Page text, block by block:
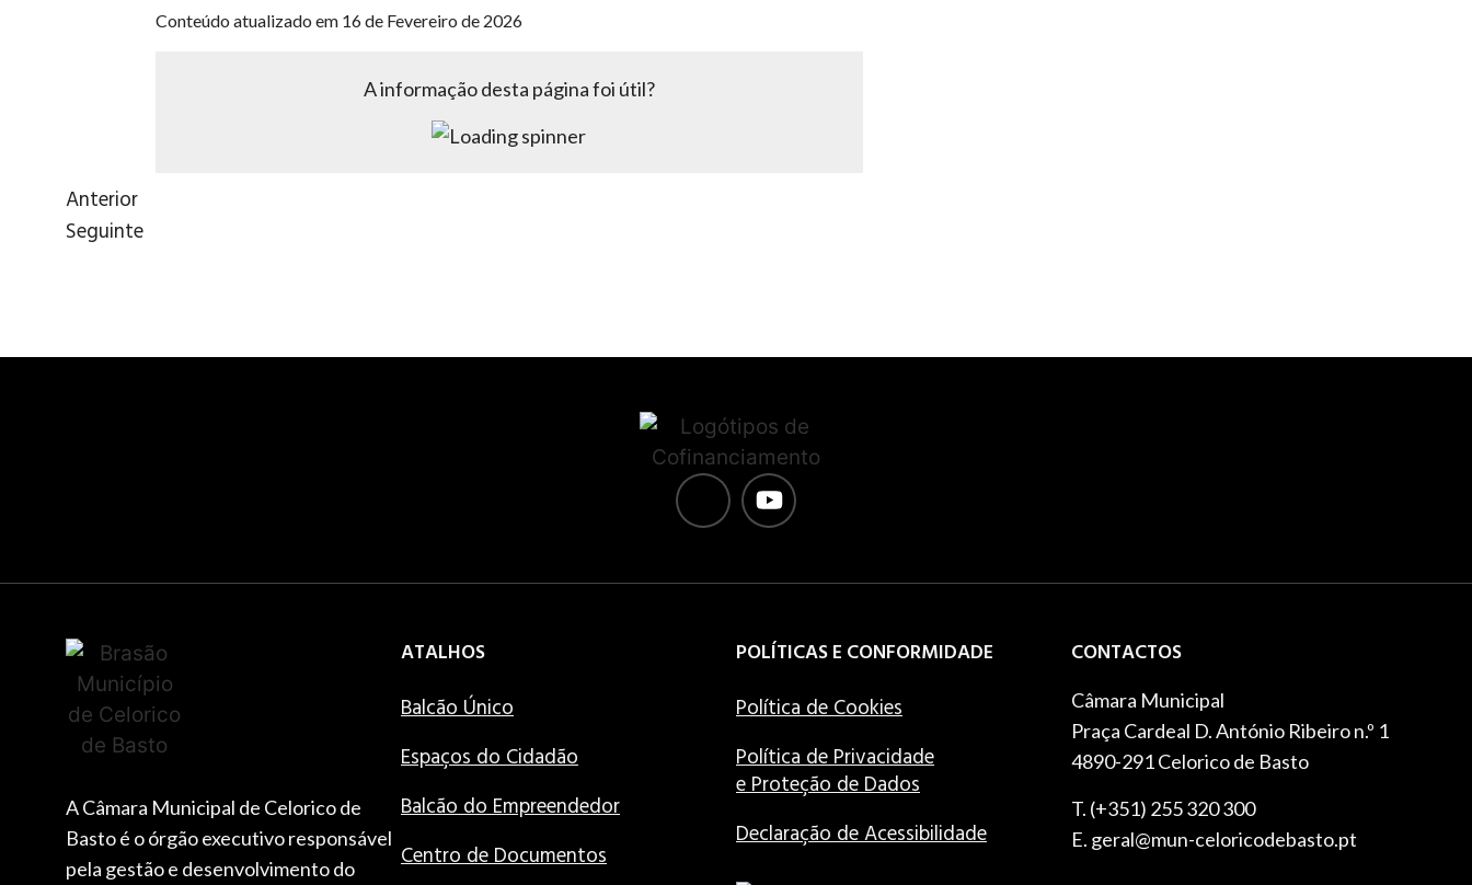
Conteúdo atualizado em 16 de Fevereiro de 2026
A informação desta página foi útil?
Anterior
Seguinte
A Câmara Municipal de Celorico de
Basto é o órgão executivo responsável
pela gestão e desenvolvimento do
ATALHOS
Balcão Único
Espaços do Cidadão
Balcão do Empreendedor
Centro de Documentos
POLÍTICAS E CONFORMIDADE
Política de Cookies
Política de Privacidade
e Proteção de Dados
Declaração de Acessibilidade
CONTACTOS
Câmara Municipal
Praça Cardeal D. António Ribeiro n.º 1
4890-291 Celorico de Basto
T. (+351) 255 320 300
E. geral@mun-celoricodebasto.pt